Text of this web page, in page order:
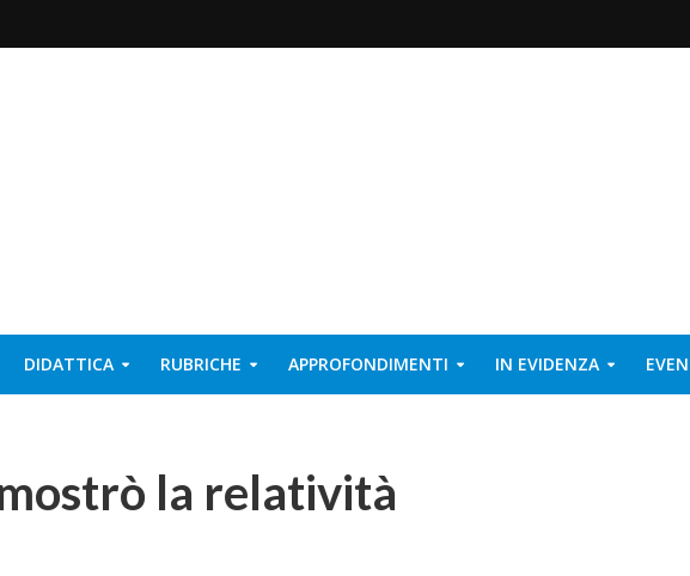
DIDATTICA RUBRICHE APPROFONDIMENTI IN EVIDENZA
la relatività